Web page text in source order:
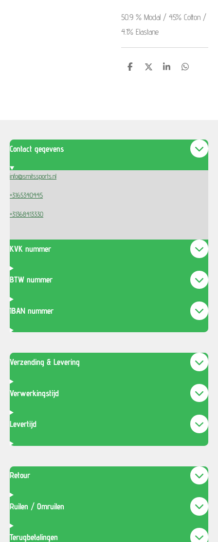
50.9 % Modal / 45% Cotton /
4.1% Elastane
S
S
S
S
Contact gegevens
info@smitssports.nl
+3165340445
+31368413330
KVK nummer
BTW nummer
IBAN nummer
Verzending & Levering
Verwerkingstijd
Levertijd
Retour
Ruilen / Omruilen
Terugbetalingen